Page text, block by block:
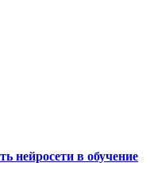
нейросети в обучение